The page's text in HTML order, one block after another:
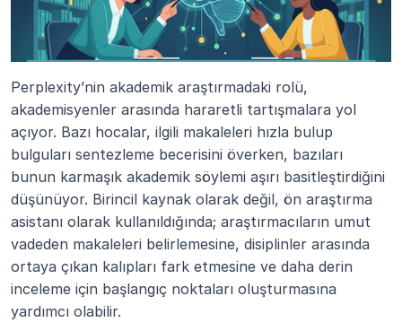
Perplexity’nin akademik araştırmadaki rolü,
akademisyenler arasında hararetli tartışmalara yol
açıyor. Bazı hocalar, ilgili makaleleri hızla bulup
bulguları sentezleme becerisini överken, bazıları
bunun karmaşık akademik söylemi aşırı basitleştirdiğini
düşünüyor. Birincil kaynak olarak değil, ön araştırma
asistanı olarak kullanıldığında; araştırmacıların umut
vadeden makaleleri belirlemesine, disiplinler arasında
ortaya çıkan kalıpları fark etmesine ve daha derin
inceleme için başlangıç noktaları oluşturmasına
yardımcı olabilir.